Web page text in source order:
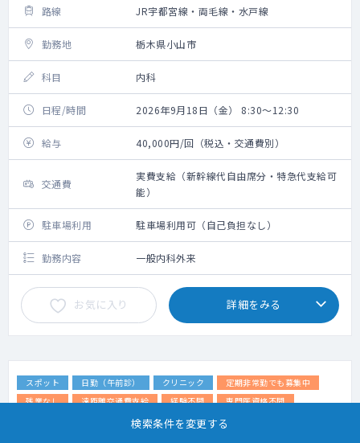
路線 JR宇都宮線・両毛線・水戸線
勤務地 栃木県小山市
科目 内科
日程/時間 2026年9月18日（金） 8:30～12:30
給与 40,000円/回（税込・交通費別）
交通費
実費支給（新幹線代自由席分・特急代支給可
能）
駐車場利用 駐車場利用可（自己負担なし）
勤務内容 一般内科外来
お気に入り 詳細をみる
スポット 日勤（午前診） クリニック
定期非常勤でも募集中
残業なし
遠距離交通費支給 経験不問
専門医資格不問
検索条件を変更する